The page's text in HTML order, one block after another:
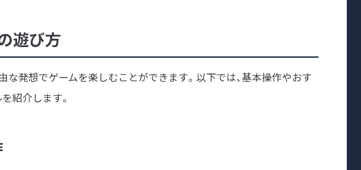
遊び方
な発想でゲームを楽しむことができます。以下では、基本操作やおす
紹介します。